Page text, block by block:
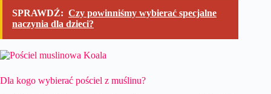
SPRAWDŹ: Czy powinniśmy wybierać specjalne
naczynia dla dzieci?
Dla kogo wybierać pościel z muślinu?